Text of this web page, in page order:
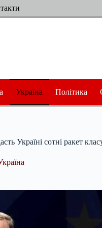
Україна Політика
Україні сотні ракет